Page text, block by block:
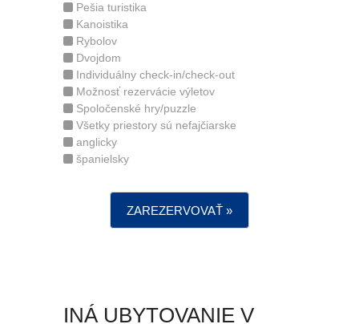
Pešia turistika
Kanoistika
Rybolov
Dvojdom
Individuálny check-in/check-out
Možnosť rezervácie výletov
Spoločenské hry/puzzle
Všetky priestory sú nefajčiarske
anglicky
španielsky
ZAREZERVOVAŤ »
INÁ UBYTOVANIE V